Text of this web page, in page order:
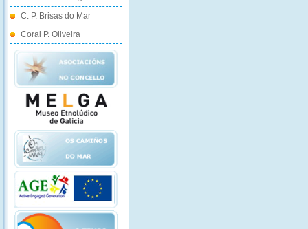
C. P. Brisas do Mar
Coral P. Oliveira